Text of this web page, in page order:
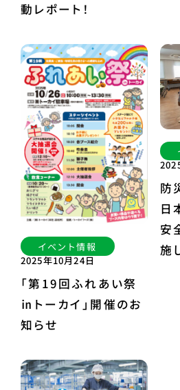
動レポート！
「第19回ふれあい祭
㏌トーカイ」開催のお
知らせ
イベント情報
2025年10月24日
防
日
安
施